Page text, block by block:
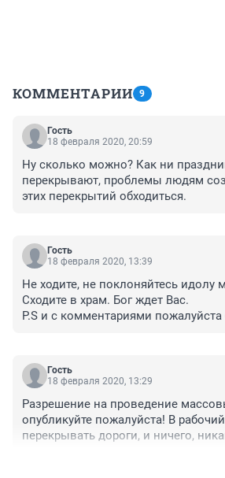
КОММЕНТАРИИ 9
Гость
18 февраля 2020, 20:59
Ну сколько можно? Как ни
перекрывают, проблемы людям
этих перекрытий обходиться.
Гость
18 февраля 2020, 13:39
Не ходите, не поклоняйтесь идолу
Сходите в храм. Бог ждет Вас.
P.S и с комментариями пожалуйста
Гость
18 февраля 2020, 13:29
Разрешение на проведение
опубликуйте пожалуйста! В
перекрывать дороги, и ничего,